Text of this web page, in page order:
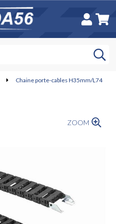
Chaine porte-cables H35mm/L74
ZOOM